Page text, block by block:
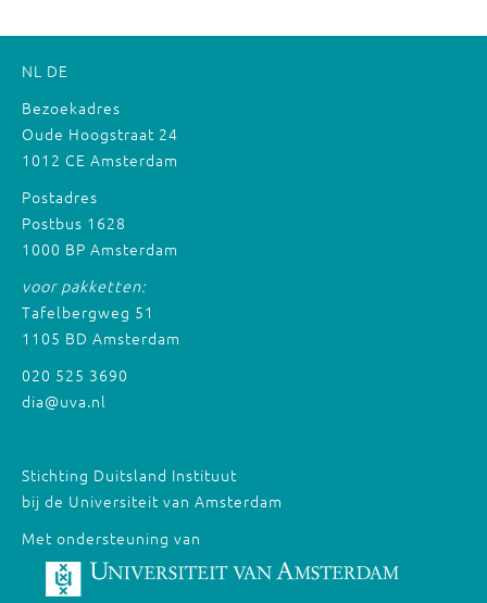
NL DE
Bezoekadres
Oude Hoogstraat 24
1012 CE Amsterdam
Postadres
Postbus 1628
1000 BP Amsterdam
voor pakketten:
Tafelbergweg 51
1105 BD Amsterdam
020 525 3690
dia@uva.nl
Stichting Duitsland Instituut
bij de Universiteit van Amsterdam
Met ondersteuning van